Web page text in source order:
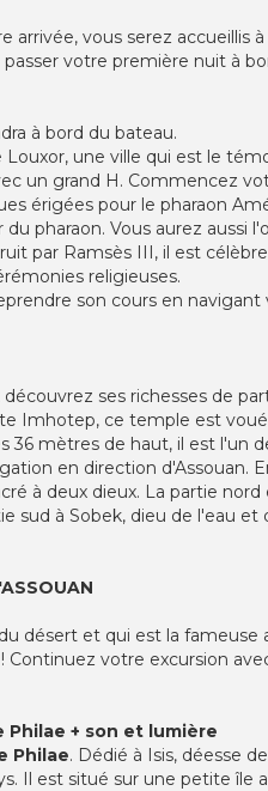
arrivée, vous serez accueillis
votre première nuit à
à bord du bateau.
une ville qui est le
un grand H. Commencez
érigées pour le pharaon
pharaon. Vous aurez aussi
par Ramsès III, il est
religieuses.
son cours en
ses richesses de
Imhotep, ce temple est
36 mètres de haut, il est l'un
en direction d'Assouan.
à deux dieux. La partie
sud à Sobek, dieu de l'eau
désert et qui est la
votre excursion
Philae + son et lumière
Philae. Dédié à Isis, déesse
Il est situé sur une petite